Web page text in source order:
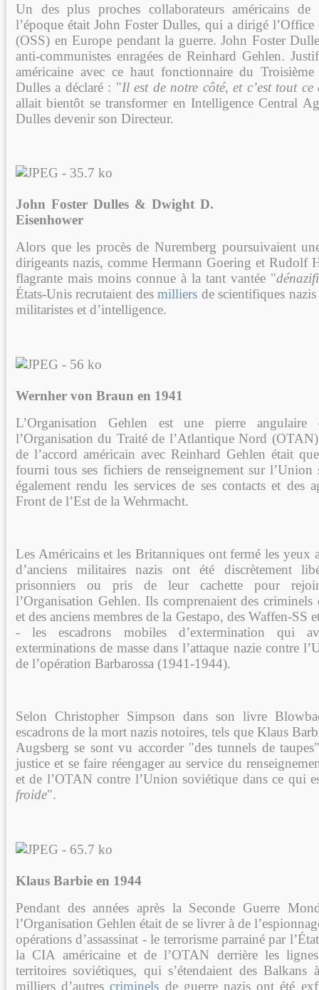
Un des plus proches collaborateurs américains de
l’époque était John Foster Dulles, qui a dirigé l’Office
(OSS) en Europe pendant la guerre. John Foster
anti-communistes enragées de Reinhard Gehlen.
américaine avec ce haut fonctionnaire du
Dulles a déclaré : "Il est de notre côté, et c’est tout
allait bientôt se transformer en Intelligence Central
Dulles devenir son Directeur.
John Foster Dulles & Dwight D.
Eisenhower
Alors que les procès de Nuremberg poursuivaient
dirigeants nazis, comme Hermann Goering et Rudolf
flagrante mais moins connue à la tant vantée "
États-Unis recrutaient desmilliers de scientifiques
militaristes et d’intelligence.
Wernher von Braun en 1941
L’Organisation Gehlen est une pierre
l’Organisation du Traité de l’Atlantique Nord
de l’accord américain avec Reinhard Gehlen était
fourni tous ses fichiers de renseignement sur
également rendu les services de ses contacts et des
Front de l’Est de la Wehrmacht.
Les Américains et les Britanniques ont fermé les yeux
d’anciens militaires nazis ont été discrètement
prisonniers ou pris de leur cachette pour
l’Organisation Gehlen. Ils comprenaient des criminels
et des anciens membres de la Gestapo, des Waffen-SS
- les escadrons mobiles d’extermination qui
exterminations de masse dans l’attaque nazie contre
de l’opération Barbarossa (1941-1944).
Selon Christopher Simpson dans son livre
escadrons de la mort nazis notoires, tels que Klaus
Augsberg se sont vu accorder "des tunnels de
justice et se faire réengager au service du
et de l’OTAN contre l’Union soviétique dans ce qui
froide".
Klaus Barbie en 1944
Pendant des années après la Seconde Guerre
l’Organisation Gehlen était de se livrer à de
opérations d’assassinat - le terrorisme parrainé par
la CIA américaine et de l’OTAN derrière les
territoires soviétiques, qui s’étendaient des
milliers d’autrescriminels de guerre nazis ont été